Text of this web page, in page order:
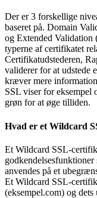
Der er 3 forskellige
baseret på. Domain
og Extended
typerne af certifikatet
Certifikatudstederen,
validerer for at udstede
kræver mere
SSL viser for eksempel
grøn for at øge tilliden.
Hvad er et Wildcard
Et Wildcard SSL-
anvendes på et
Et Wildcard SSL-
(eksempel.com) og